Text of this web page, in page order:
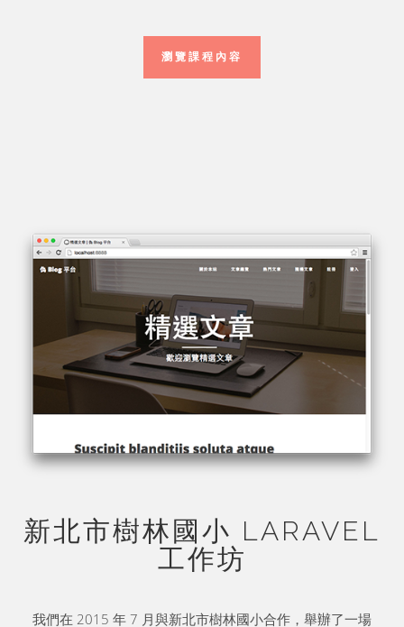
瀏覽課程內容
新北市樹林國小 LARAVEL
工作坊
我們在 2015 年 7 月與新北市樹林國小合作，舉辦了一場